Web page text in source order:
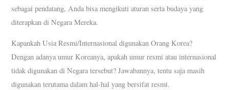
sebagai pendatang, Anda bisa mengikuti aturan serta budaya yang
diterapkan di Negara Mereka.
Kapankah Usia Resmi/Internasional digunakan Orang Korea?
Dengan adanya umur Koreanya, apakah umur resmi atau internasional
tidak digunakan di Negara tersebut? Jawabannya, tentu saja masih
digunakan terutama dalam hal-hal yang bersifat resmi.